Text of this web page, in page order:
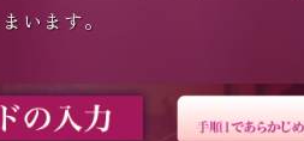
います。